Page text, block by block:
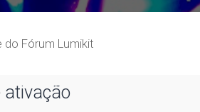
do Fórum Lumikit
ativação